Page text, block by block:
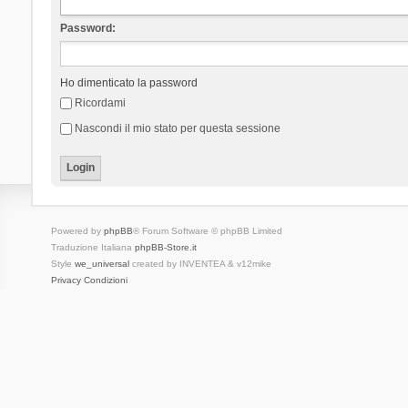
Password:
Ho dimenticato la password
Ricordami
Nascondi il mio stato per questa sessione
Powered by phpBB® Forum Software © phpBB Limited
Traduzione Italiana phpBB-Store.it
Style we_universalcreated by INVENTEA & v12mike
Privacy Condizioni